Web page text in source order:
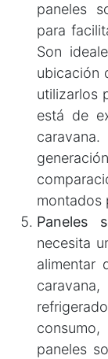
paneles
para
Son
ubicación
utilizarlos
está de
montados
Paneles
necesita
alimentar
paneles